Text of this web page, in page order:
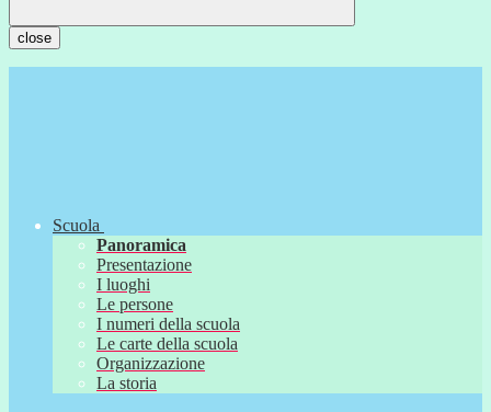
close
Scuola
Panoramica
Presentazione
I luoghi
Le persone
I numeri della scuola
Le carte della scuola
Organizzazione
La storia